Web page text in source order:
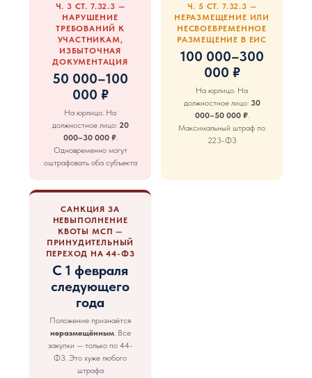
Ч. 3 СТ. 7.32.3 —
НАРУШЕНИЕ
ТРЕБОВАНИЙ К
УЧАСТНИКАМ,
ИЗБЫТОЧНАЯ
ДОКУМЕНТАЦИЯ
50 000–100
000 ₽
На юрлицо. На
должностное лицо: 20
000–30 000 ₽.
Одновременно могут
оштрафовать оба субъекта
Ч. 5 СТ. 7.32.3 —
НЕРАЗМЕЩЕНИЕ ИЛИ
НЕСВОЕВРЕМЕННОЕ
РАЗМЕЩЕНИЕ В ЕИС
100 000–300
000 ₽
На юрлицо. На
должностное лицо: 30
000–50 000 ₽.
Максимальный штраф по
223-ФЗ
САНКЦИЯ ЗА
НЕВЫПОЛНЕНИЕ
КВОТЫ МСП —
ПРИНУДИТЕЛЬНЫЙ
ПЕРЕХОД НА 44-ФЗ
С 1 февраля
следующего
года
Положение признаётся
неразмещённым. Все
закупки — только по 44-
ФЗ. Это хуже любого
штрафа